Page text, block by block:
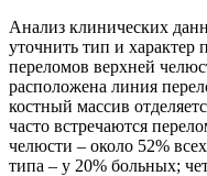
Анализ клинических
уточнить тип и характер
переломов верхней
расположена линия
костный массив
часто встречаются
челюсти – около 52%
типа – у 20% больных;